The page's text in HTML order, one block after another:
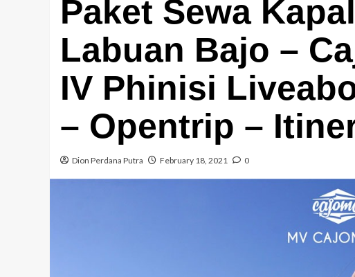
Paket Sewa
Labuan Bajo –
IV Phinisi
– Opentrip –
Dion Perdana Putra February 18, 2021 0